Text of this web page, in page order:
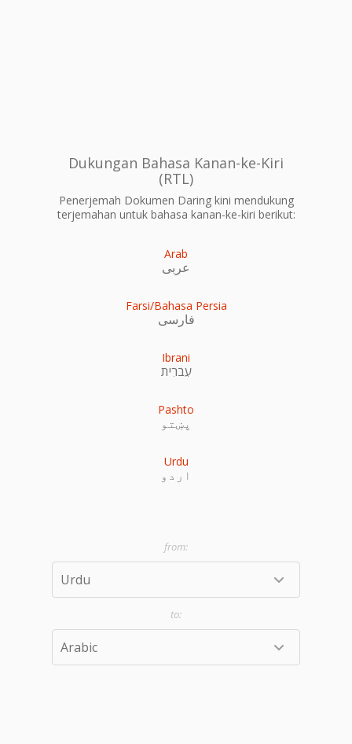
Dukungan Bahasa Kanan-ke-Kiri
(RTL)
Penerjemah Dokumen Daring kini mendukung
terjemahan untuk bahasa kanan-ke-kiri berikut:
Arab
عربى
Farsi/Bahasa Persia
فارسی
Ibrani
עִברִית
Pashto
پښتو
Urdu
اردو